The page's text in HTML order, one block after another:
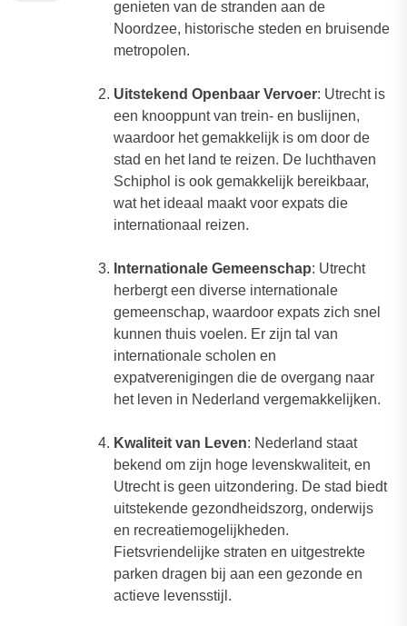
genieten van de stranden aan de
Noordzee, historische steden en bruisende
metropolen.
Uitstekend Openbaar Vervoer: Utrecht is
een knooppunt van trein- en buslijnen,
waardoor het gemakkelijk is om door de
stad en het land te reizen. De luchthaven
Schiphol is ook gemakkelijk bereikbaar,
wat het ideaal maakt voor expats die
internationaal reizen.
Internationale Gemeenschap: Utrecht
herbergt een diverse internationale
gemeenschap, waardoor expats zich snel
kunnen thuis voelen. Er zijn tal van
internationale scholen en
expatverenigingen die de overgang naar
het leven in Nederland vergemakkelijken.
Kwaliteit van Leven: Nederland staat
bekend om zijn hoge levenskwaliteit, en
Utrecht is geen uitzondering. De stad biedt
uitstekende gezondheidszorg, onderwijs
en recreatiemogelijkheden.
Fietsvriendelijke straten en uitgestrekte
parken dragen bij aan een gezonde en
actieve levensstijl.